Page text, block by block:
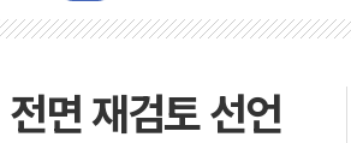
현대百 지주체제 '마지막 퍼
中 '항생제 개구리' 파장 확산,
'엔화 방어 공조'라는 이름의
면 재검토 선언